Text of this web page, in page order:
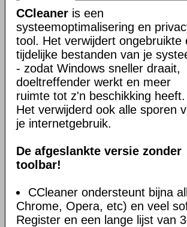
CCleaner is een
systeemoptimalisering en
tool. Het verwijdert ongebruikte
tijdelijke bestanden van je
- zodat Windows sneller draait,
doeltreffender werkt en meer
ruimte tot z'n beschikking heeft.
Het verwijderd ook alle sporen
je internetgebruik.
De afgeslankte versie zonder
toolbar!
CCleaner ondersteunt bijna
Chrome, Opera, etc) en veel
Register en een lange lijst van